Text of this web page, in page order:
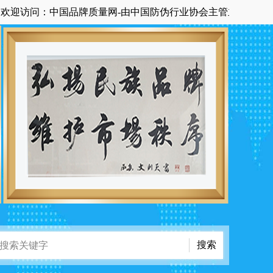
中国品牌质量网-由中国防伪行业协会主管主办国家级中央